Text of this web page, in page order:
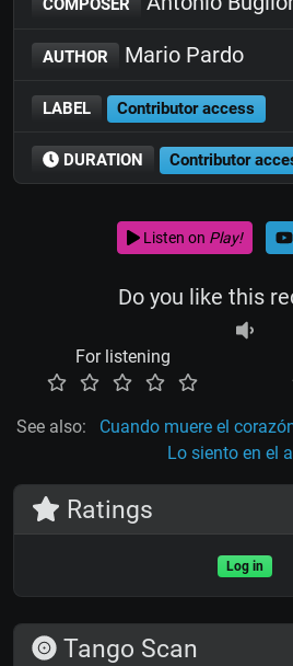
COMPOSER
AUTHOR Mario Pardo
LABEL Contributor access
DURATION Contributor
Listen on Play!
Do you like this
For listening
See also: Cuando muere el
Lo siento en el
Ratings
Log in
Tango Scan